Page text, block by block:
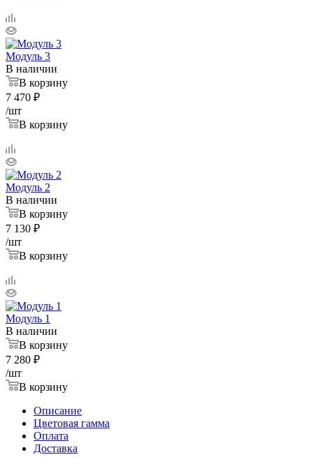
Модуль 3
В наличии
В корзину
7 470 ₽
/шт
В корзину
Модуль 2
В наличии
В корзину
7 130 ₽
/шт
В корзину
Модуль 1
В наличии
В корзину
7 280 ₽
/шт
В корзину
Описание
Цветовая гамма
Оплата
Доставка